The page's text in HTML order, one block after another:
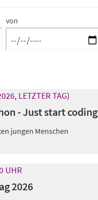
von
LETZTER TAG)
- Just start coding
jungen Menschen
UHR
2026